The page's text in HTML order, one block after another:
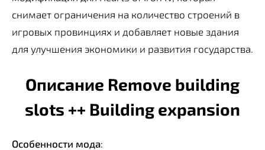
снимает ограничения на количество строений в
игровых провинциях и добавляет новые здания
для улучшения экономики и развития государства.
Описание Remove building
slots ++ Building expansion
Особенности мода: